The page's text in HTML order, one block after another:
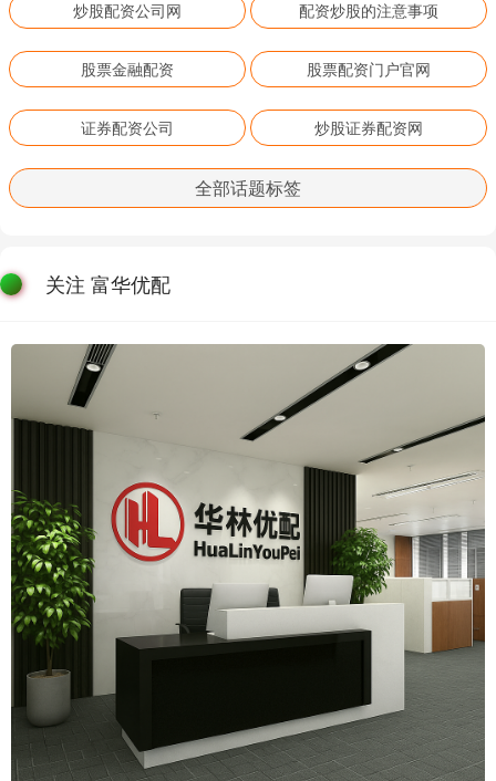
炒股配资公司网 配资炒股的注意事项
股票金融配资 股票配资门户官网
证券配资公司 炒股证券配资网
全部话题标签
关注 富华优配